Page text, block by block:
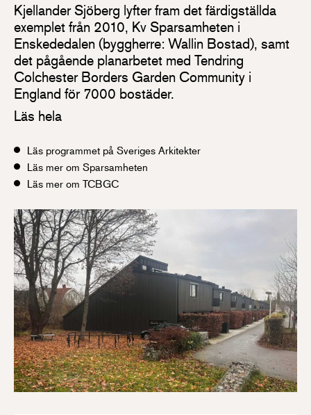
Kjellander Sjöberg lyfter fram det färdigställda
exemplet från 2010, Kv Sparsamheten i
Enskededalen (byggherre: Wallin Bostad), samt
det pågående planarbetet med Tendring
Colchester Borders Garden Community i
England för 7000 bostäder.
Läs hela
Läs programmet på Sveriges Arkitekter
Läs mer om Sparsamheten
Läs mer om TCBGC